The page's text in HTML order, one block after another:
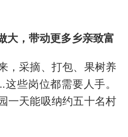
大，带动更多乡亲致富
，采摘、打包、果树养
些岗位都需要人手。
一天能吸纳约五十名村